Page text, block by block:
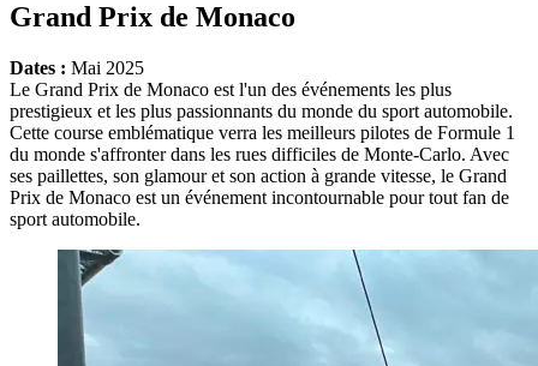
Grand Prix de Monaco
Dates : Mai 2025
Le Grand Prix de Monaco est l'un des événements les plus
prestigieux et les plus passionnants du monde du sport automobile.
Cette course emblématique verra les meilleurs pilotes de Formule 1
du monde s'affronter dans les rues difficiles de Monte-Carlo. Avec
ses paillettes, son glamour et son action à grande vitesse, le Grand
Prix de Monaco est un événement incontournable pour tout fan de
sport automobile.